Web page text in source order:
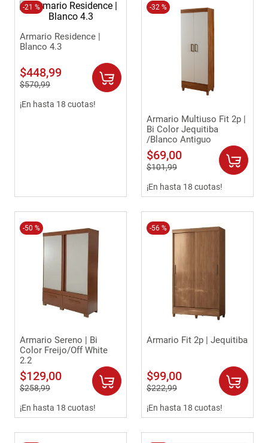
-21 %
Armario Residence |
Blanco 4.3
$448,99
$570,99
¡En hasta 18 cuotas!
-32 %
Armario Multiuso Fit 2p |
Bi Color Jequitiba
/Blanco Antiguo
$69,00
$101,99
¡En hasta 18 cuotas!
-50 %
Armario Sereno | Bi
Color Freijo/Off White
2.2
$129,00
$258,99
¡En hasta 18 cuotas!
-56 %
Armario Fit 2p | Jequitiba
$99,00
$222,99
¡En hasta 18 cuotas!